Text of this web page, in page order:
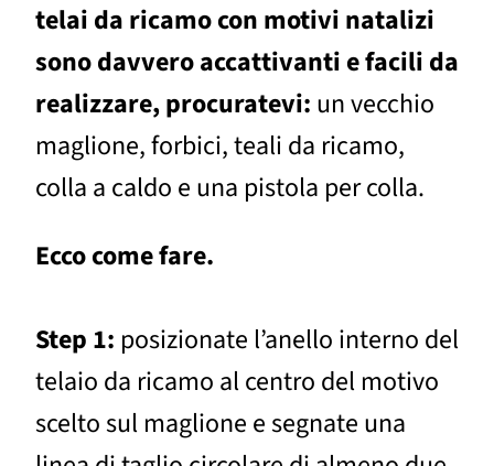
telai da ricamo con motivi natalizi
sono davvero accattivanti e facili da
realizzare, procuratevi: un vecchio
maglione, forbici, teali da ricamo,
colla a caldo e una pistola per colla.
Ecco come fare.
Step 1: posizionate l’anello interno del
telaio da ricamo al centro del motivo
scelto sul maglione e segnate una